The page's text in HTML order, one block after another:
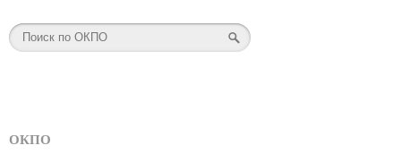
ОКПО